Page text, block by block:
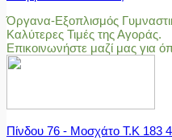
Όργανα-Εξοπλισμός
Καλύτερες Τιμές της Αγοράς.
Επικοινωνήστε μαζί μας για
Πίνδου 76 - Μοσχάτο Τ.Κ 183